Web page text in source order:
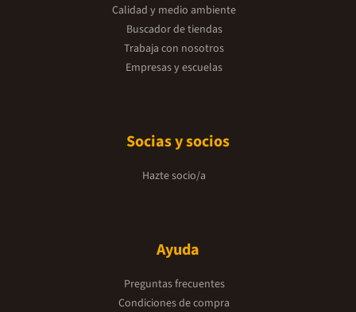
Calidad y medio ambiente
Buscador de tiendas
Trabaja con nosotros
Empresas y escuelas
Socias y socios
Hazte socio/a
Ayuda
Preguntas frecuentes
Condiciones de compra